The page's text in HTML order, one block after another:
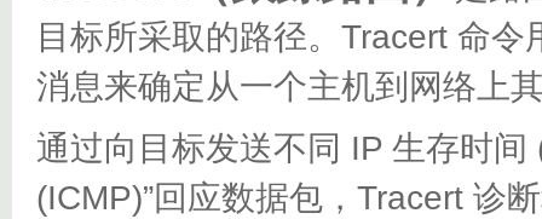
目标所采取的路径。Tracert 命
消息来确定从一个主机到网络上
通过向目标发送不同 IP 生存时
(ICMP)”回应数据包，Tracert 诊